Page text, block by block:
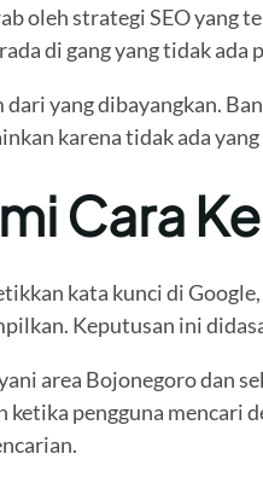
oleh strategi SEO yang
di gang yang tidak ada
yang dibayangkan.
karena tidak ada
Cara
kata kunci di
Keputusan ini
area Bojonegoro dan
ketika pengguna mencari